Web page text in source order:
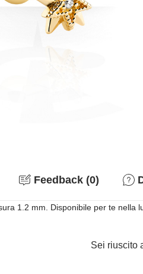
Feedback (0)
1.2 mm. Disponibile per te
Sei riuscito